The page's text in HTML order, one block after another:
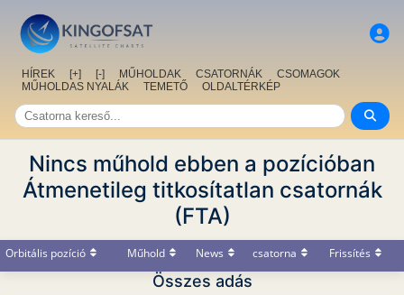
HÍREK [+] [-] MŰHOLDAK CSATORNÁK
CSOMAGOK
MŰHOLDAS NYALÁK
TEMETŐ OLDALTÉRKÉP
Nincs műhold ebben a pozícióban
Átmenetileg titkosítatlan csatornák
(FTA)
Orbitális pozíció Műhold News csatorna Frissítés
Összes adás